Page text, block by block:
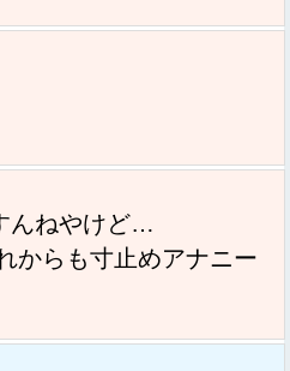
んねやけど…
からも寸止めアナニー